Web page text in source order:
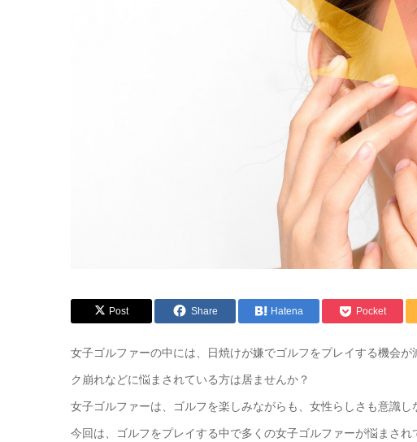
Post Share Hatena Pocket
女子ゴルファーの中には、日焼けが嫌でゴルフをプレイする機会
ク崩れなどに悩まされている方は居ませんか？
女子ゴルファーは、ゴルフを楽しみながらも、女性らしさも意識し
今回は、ゴルフをプレイする中で多くの女子ゴルファーが悩まさ